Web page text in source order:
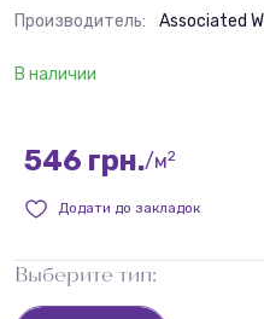
Производитель: Associated
В наличии
546 грн./м2
Додати до закладок
Выберите тип: